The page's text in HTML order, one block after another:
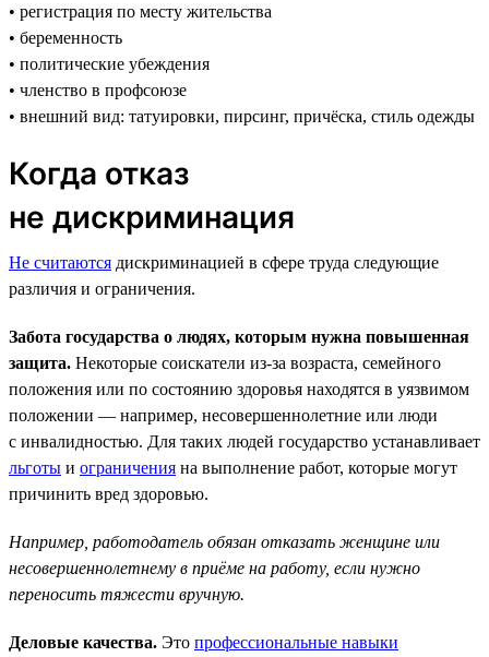
• регистрация по месту жительства
• беременность
• политические убеждения
• членство в профсоюзе
• внешний вид: татуировки, пирсинг, причёска, стиль одежды
Когда отказ
не дискриминация
Не считаются дискриминацией в сфере труда следующие
различия и ограничения.
Забота государства о людях, которым нужна повышенная
защита. Некоторые соискатели из-за возраста, семейного
положения или по состоянию здоровья находятся в уязвимом
положении — например, несовершеннолетние или люди
с инвалидностью. Для таких людей государство устанавливает
льготы и ограничения на выполнение работ, которые могут
причинить вред здоровью.
Например, работодатель обязан отказать женщине или
несовершеннолетнему в приёме на работу, если нужно
переносить тяжести вручную.
Деловые качества. Это профессиональные навыки